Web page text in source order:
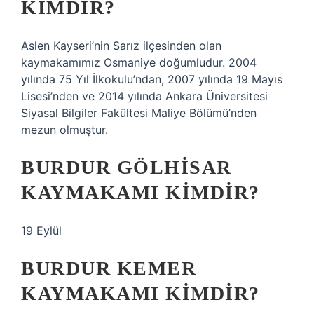
KIMDIR?
Aslen Kayseri’nin Sarız ilçesinden olan
kaymakamımız Osmaniye doğumludur. 2004
yılında 75 Yıl İlkokulu’ndan, 2007 yılında 19 Mayıs
Lisesi’nden ve 2014 yılında Ankara Üniversitesi
Siyasal Bilgiler Fakültesi Maliye Bölümü’nden
mezun olmuştur.
BURDUR GÖLHISAR
KAYMAKAMI KIMDIR?
19 Eylül
BURDUR KEMER
KAYMAKAMI KIMDIR?